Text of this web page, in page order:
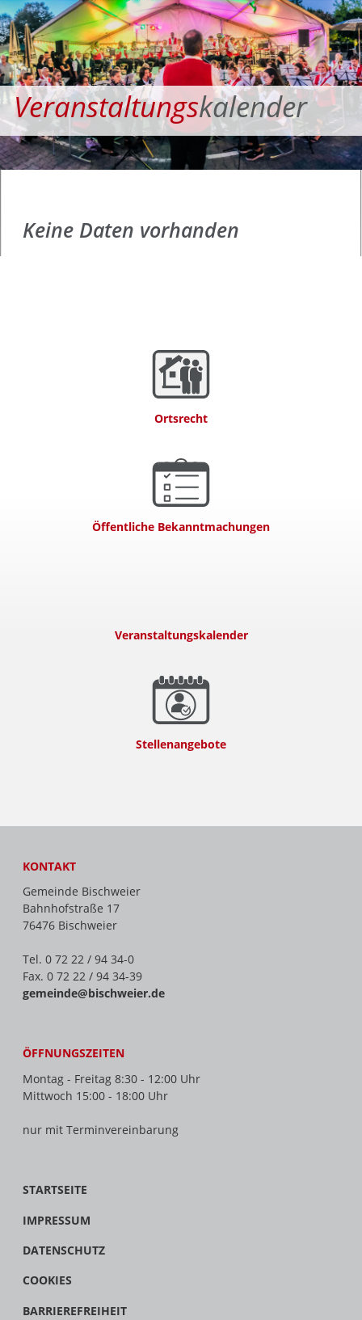
Veranstaltungskalender
Keine Daten vorhanden
Ortsrecht
Öffentliche Bekanntmachungen
Veranstaltungskalender
Stellenangebote
KONTAKT
Gemeinde Bischweier
Bahnhofstraße 17
76476 Bischweier
Tel. 0 72 22 / 94 34-0
Fax. 0 72 22 / 94 34-39
gemeinde@bischweier.de
ÖFFNUNGSZEITEN
Montag - Freitag 8:30 - 12:00 Uhr
Mittwoch 15:00 - 18:00 Uhr
nur mit Terminvereinbarung
STARTSEITE
IMPRESSUM
DATENSCHUTZ
COOKIES
BARRIEREFREIHEIT